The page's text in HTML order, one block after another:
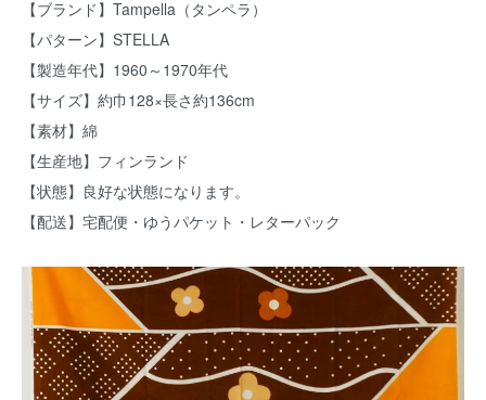
【ブランド】Tampella（タンペラ）
【パターン】STELLA
【製造年代】1960～1970年代
【サイズ】約巾128×長さ約136cm
【素材】綿
【生産地】フィンランド
【状態】良好な状態になります。
【配送】宅配便・ゆうパケット・レターパック